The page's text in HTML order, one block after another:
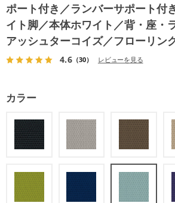
ポート付き／ランバーサポート付
イト脚／本体ホワイト／背・座・
アッシュターコイズ／フローリン
4.6（30） レビューを見る
カラー